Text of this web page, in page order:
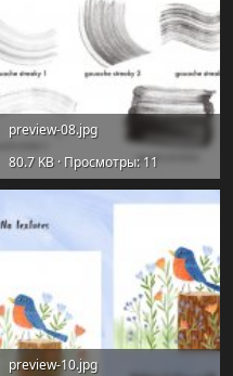
preview-08.jpg
80.7 KB · Просмотры: 11
preview-10.jpg